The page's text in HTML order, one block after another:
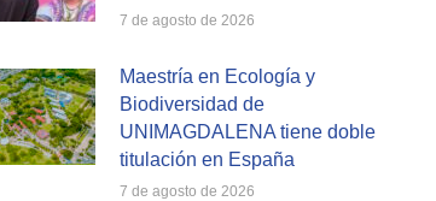
7 de agosto de 2026
Maestría en Ecología y
Biodiversidad de
UNIMAGDALENA tiene doble
titulación en España
7 de agosto de 2026